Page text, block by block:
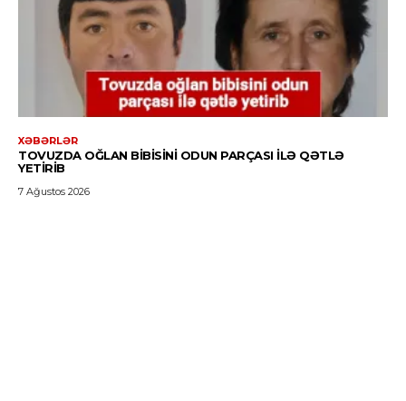
XƏBƏRLƏR
TOVUZDA OĞLAN BIBISINI ODUN PARÇASI ILƏ QƏTLƏ
YETIRIB
7 Ağustos 2026